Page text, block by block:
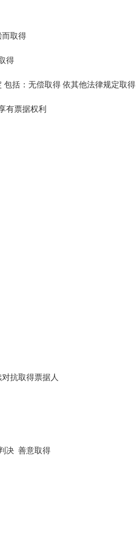
取得
得
括：无偿取得 依其他法律规定取得
有票据权利
抗取得票据人
决 善意取得